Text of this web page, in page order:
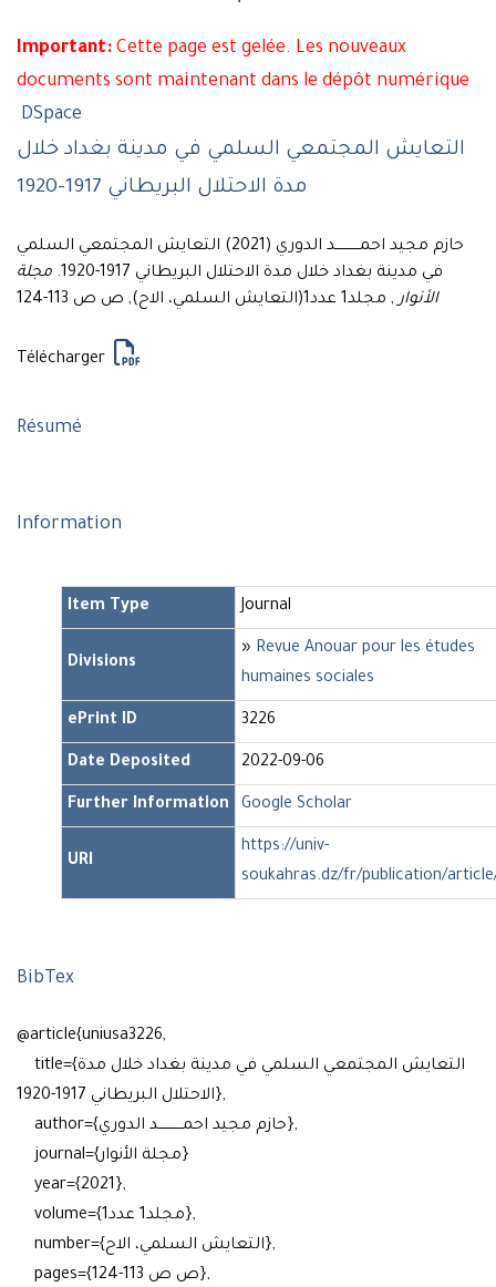
Important: Cette page est gelée. Les nouveaux
documents sont maintenant dans le dépôt numérique
DSpace
التعايش المجتمعي السلمي في مدينة بغداد خلال
مدة الاحتلال البريطاني 1917-1920
حازم مجيد احمـــــــــــد الدوري (2021) التعايش المجتمعي السلمي
في مدينة بغداد خلال مدة الاحتلال البريطاني 1917-1920.
مجلة
الأنوار, مجلد1 عدد1(التعايش السلمي، الاح), ص ص 113-124
Télécharger
Résumé
Information
Item Type Journal
Divisions
» Revue Anouar pour les études
humaines sociales
ePrint ID 3226
Date Deposited 2022-09-06
Further Information Google Scholar
URI
https://univ-
soukahras.dz/fr/publication/
BibTex
@article{uniusa3226,
title={التعايش المجتمعي السلمي في مدينة بغداد خلال مدة
الاحتلال البريطاني 1917-1920},
author={حازم مجيد احمـــــــــــد الدوري},
journal={مجلة الأنوار}
year={2021},
volume={مجلد1 عدد1},
number={التعايش السلمي، الاح},
pages={ص ص 113-124},